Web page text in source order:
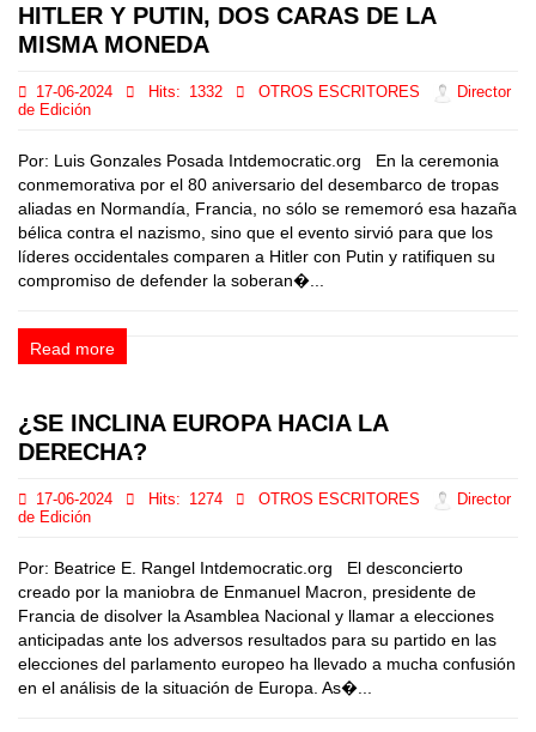
HITLER Y PUTIN, DOS CARAS DE LA
MISMA MONEDA
17-06-2024 Hits: 1332 OTROS ESCRITORES
Director
de Edición
Por: Luis Gonzales Posada Intdemocratic.org En la ceremonia
conmemorativa por el 80 aniversario del desembarco de tropas
aliadas en Normandía, Francia, no sólo se rememoró esa hazaña
bélica contra el nazismo, sino que el evento sirvió para que los
líderes occidentales comparen a Hitler con Putin y ratifiquen su
compromiso de defender la soberan�...
Read more
¿SE INCLINA EUROPA HACIA LA
DERECHA?
17-06-2024 Hits: 1274 OTROS ESCRITORES
Director
de Edición
Por: Beatrice E. Rangel Intdemocratic.org El desconcierto
creado por la maniobra de Enmanuel Macron, presidente de
Francia de disolver la Asamblea Nacional y llamar a elecciones
anticipadas ante los adversos resultados para su partido en las
elecciones del parlamento europeo ha llevado a mucha confusión
en el análisis de la situación de Europa. As�...